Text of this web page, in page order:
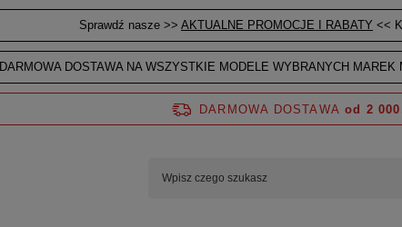
Sprawdź nasze >> AKTUALNE PROMOCJE I RABATY <<
DARMOWA DOSTAWA NA WSZYSTKIE MODELE WYBRANYCH
DARMOWA DOSTAWA od 2